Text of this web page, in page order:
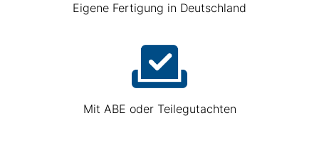
Eigene Fertigung in Deutschland
Mit ABE oder Teilegutachten